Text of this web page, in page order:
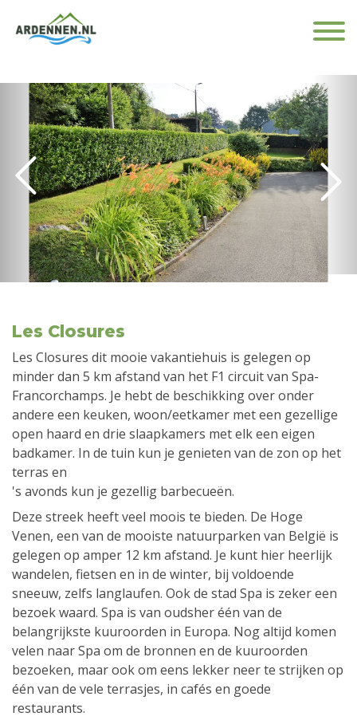
Les Closures
Les Closures dit mooie vakantiehuis is gelegen op
minder dan 5 km afstand van het F1 circuit van Spa-
Francorchamps. Je hebt de beschikking over onder
andere een keuken, woon/eetkamer met een gezellige
open haard en drie slaapkamers met elk een eigen
badkamer. In de tuin kun je genieten van de zon op het
terras en
's avonds kun je gezellig barbecueën.
Deze streek heeft veel moois te bieden. De Hoge
Venen, een van de mooiste natuurparken van België is
gelegen op amper 12 km afstand. Je kunt hier heerlijk
wandelen, fietsen en in de winter, bij voldoende
sneeuw, zelfs langlaufen. Ook de stad Spa is zeker een
bezoek waard. Spa is van oudsher één van de
belangrijkste kuuroorden in Europa. Nog altijd komen
velen naar Spa om de bronnen en de kuuroorden
bezoeken, maar ook om eens lekker neer te strijken op
één van de vele terrasjes, in cafés en goede
restaurants.